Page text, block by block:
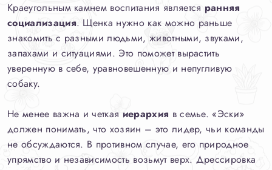
Краеугольным камнем воспитания является ранняя
социализация. Щенка нужно как можно раньше
знакомить с разными людьми, животными, звуками,
запахами и ситуациями. Это поможет вырастить
уверенную в себе, уравновешенную и непугливую
собаку.
Не менее важна и четкая иерархия в семье. «Эски»
должен понимать, что хозяин – это лидер, чьи команды
не обсуждаются. В противном случае, его природное
упрямство и независимость возьмут верх. Дрессировка